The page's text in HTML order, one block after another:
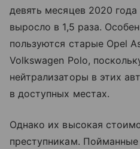
девять месяцев 2020
выросло в 1,5 раза.
пользуются старые Opel
Volkswagen Polo,
нейтрализаторы в этих
в доступных местах.
Однако их высокая
преступникам.